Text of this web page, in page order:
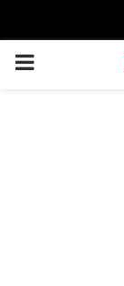
PRIMARY